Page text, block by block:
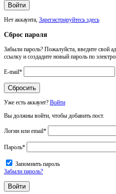
Нет аккаунта, Зарегистрируйтесь здесь
Сброс пароля
Забыли пароль? Пожалуйста, введите свой
ссылку и создадите новый пароль по
E-mail*
Уже есть аккаунт? Войти
Вы должны войти, чтобы добавить пост.
Логин или email*
Пароль*
Запомнить пароль
Забыли пароль?